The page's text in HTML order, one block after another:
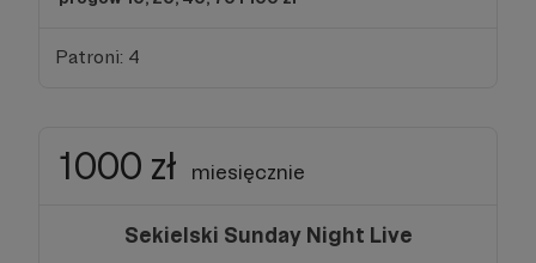
Patroni: 4
1000 zł miesięcznie
Sekielski Sunday Night Live